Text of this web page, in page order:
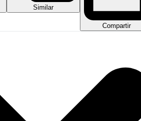
Similar
Compartir